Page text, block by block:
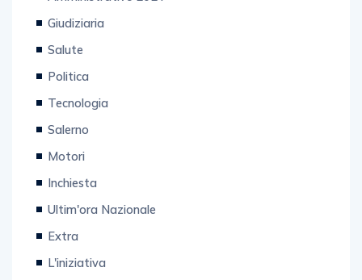
Giudiziaria
Salute
Politica
Tecnologia
Salerno
Motori
Inchiesta
Ultim'ora Nazionale
Extra
L'iniziativa